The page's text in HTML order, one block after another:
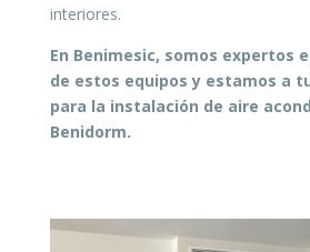
interiores.
En Benimesic, somos expertos
de estos equipos y estamos a
para la instalación de aire
Benidorm.